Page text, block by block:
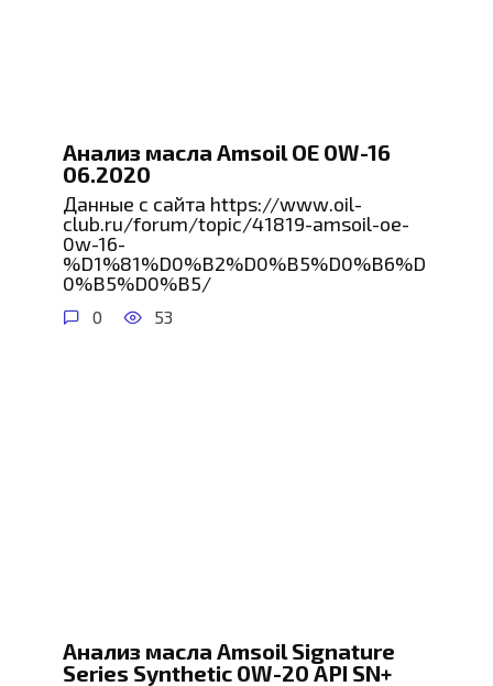
Анализ масла Amsoil OE 0W-16
06.2020
Данные с сайта https://www.oil-
club.ru/forum/topic/41819-amsoil-oe-
0w-16-
%D1%81%D0%B2%D0%B5%D0%B6%D
0%B5%D0%B5/
0 53
Анализ масла Аmsoil Signature
Series Synthetic 0W-20 API SN+